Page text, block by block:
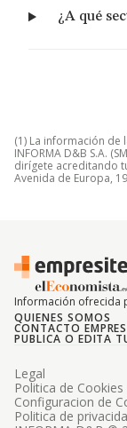
¿A qué
(1) La información
INFORMA D&B S.A.
dirígete acreditando
Avenida de Europa,
Información ofrecida
QUIENES SOMOS
CONTACTO
PUBLICA O EDITA
Legal
Politica de Cookies
Configuracion de
Politica de